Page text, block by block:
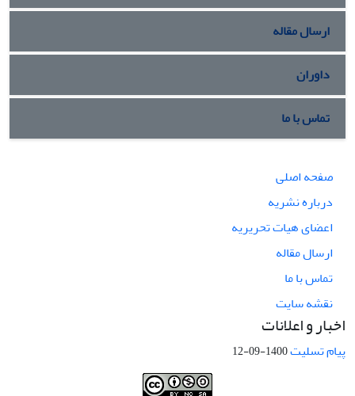
ارسال مقاله
داوران
تماس با ما
صفحه اصلی
درباره نشریه
اعضای هیات تحریریه
ارسال مقاله
تماس با ما
نقشه سایت
اخبار و اعلانات
پیام تسلیت1400-09-12